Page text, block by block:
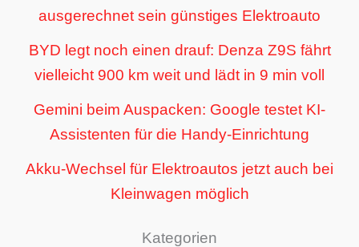
ausgerechnet sein günstiges Elektroauto
BYD legt noch einen drauf: Denza Z9S fährt
vielleicht 900 km weit und lädt in 9 min voll
Gemini beim Auspacken: Google testet KI-
Assistenten für die Handy-Einrichtung
Akku-Wechsel für Elektroautos jetzt auch bei
Kleinwagen möglich
Kategorien